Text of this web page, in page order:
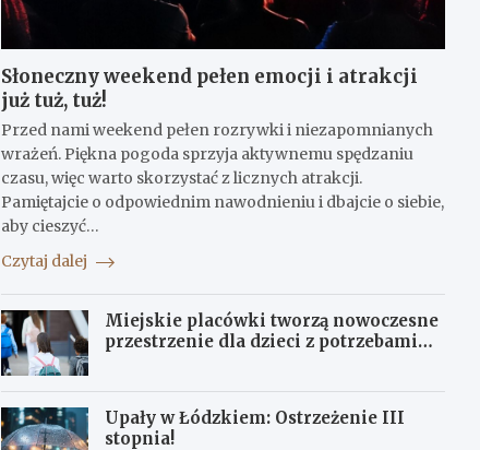
Słoneczny weekend pełen emocji i atrakcji
już tuż, tuż!
Przed nami weekend pełen rozrywki i niezapomnianych
wrażeń. Piękna pogoda sprzyja aktywnemu spędzaniu
czasu, więc warto skorzystać z licznych atrakcji.
Pamiętajcie o odpowiednim nawodnieniu i dbajcie o siebie,
aby cieszyć…
Czytaj dalej
Miejskie placówki tworzą nowoczesne
przestrzenie dla dzieci z potrzebami
Upały w Łódzkiem: Ostrzeżenie III
stopnia!